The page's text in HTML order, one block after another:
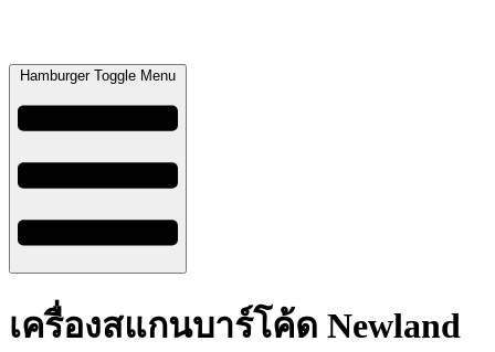
Hamburger Toggle Menu
เครื่องสแกนบาร์โค้ด Newland